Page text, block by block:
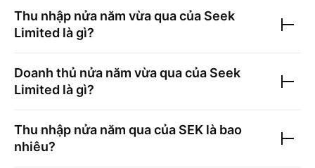
Thu nhập nửa năm vừa qua của Seek
Limited là gì?
Doanh thủ nửa năm vừa qua của Seek
Limited là gì?
Thu nhập nửa năm qua của SEK là bao
nhiêu?